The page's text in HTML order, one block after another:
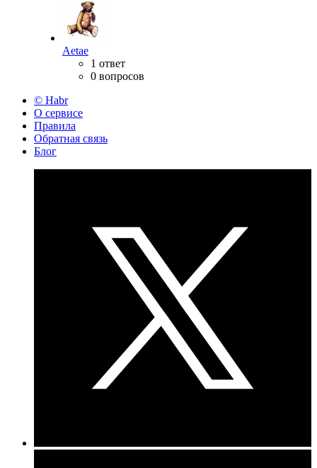
Aetae
1 ответ
0 вопросов
© Habr
О сервисе
Правила
Обратная связь
Блог